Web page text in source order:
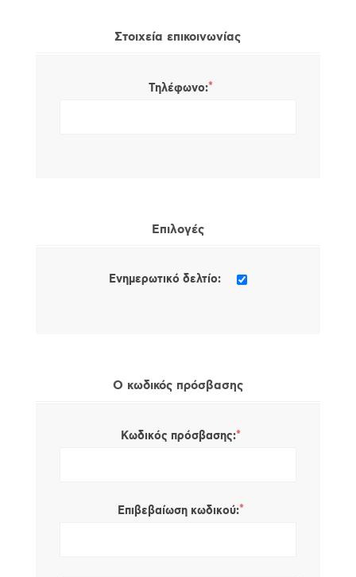
Στοιχεία επικοινωνίας
Τηλέφωνο:*
Επιλογές
Ενημερωτικό δελτίο:
Ο κωδικός πρόσβασης
Κωδικός πρόσβασης:*
Επιβεβαίωση κωδικού:*